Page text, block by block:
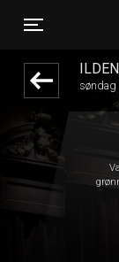
Toggle
søndag